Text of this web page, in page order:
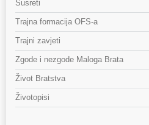
Susreti
Trajna formacija OFS-a
Trajni zavjeti
Zgode i nezgode Maloga Brata
Život Bratstva
Životopisi